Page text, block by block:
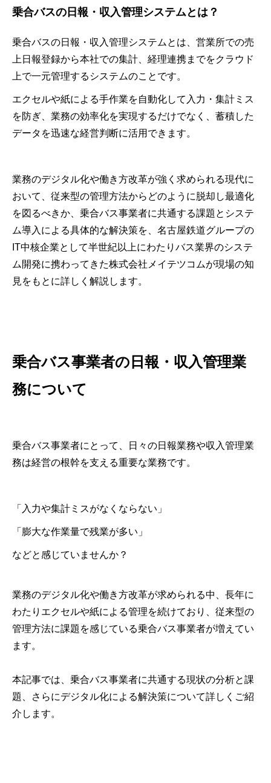
乗合バスの日報・収入管理システムとは？
乗合バスの日報・収入管理システムとは、営業所での売
上日報登録から本社での集計、経理連携までをクラウド
上で一元管理するシステムのことです。
エクセルや紙による手作業を自動化して入力・集計ミス
を防ぎ、業務の効率化を実現するだけでなく、蓄積した
データを迅速な経営判断に活用できます。
業務のデジタル化や働き方改革が強く求められる現代に
おいて、従来型の管理方法からどのように脱却し最適化
を図るべきか、乗合バス事業者に共通する課題とシステ
ム導入による具体的な解決策を、名古屋鉄道グループの
IT中核企業として半世紀以上にわたりバス業界のシステ
ム開発に携わってきた株式会社メイテツコムが現場の知
見をもとに詳しく解説します。
乗合バス事業者の日報・収入管理業
務について
乗合バス事業者にとって、日々の日報業務や収入管理業
務は経営の根幹を支える重要な業務です。
「入力や集計ミスがなくならない」
「膨大な作業量で残業が多い」
などと感じていませんか？
業務のデジタル化や働き方改革が求められる中、長年に
わたりエクセルや紙による管理を続けており、従来型の
管理方法に課題を感じている乗合バス事業者が増えてい
ます。
本記事では、乗合バス事業者に共通する現状の分析と課
題、さらにデジタル化による解決策について詳しくご紹
介します。